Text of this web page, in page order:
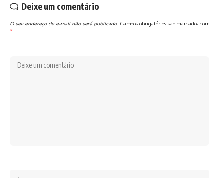
Deixe um comentário
O seu endereço de e-mail não será publicado. Campos obrigatórios são marcados com
*